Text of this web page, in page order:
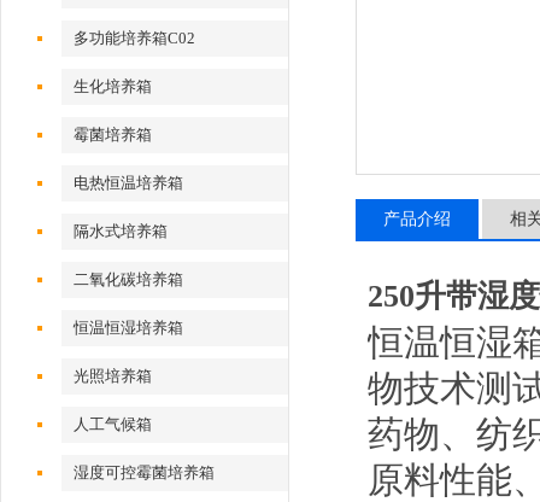
多功能培养箱C02
生化培养箱
霉菌培养箱
电热恒温培养箱
隔水式培养箱
二氧化碳培养箱
恒温恒湿培养箱
光照培养箱
人工气候箱
湿度可控霉菌培养箱
产品介绍 相
250升带湿
恒温恒湿
物技术测
药物、纺
原料性能